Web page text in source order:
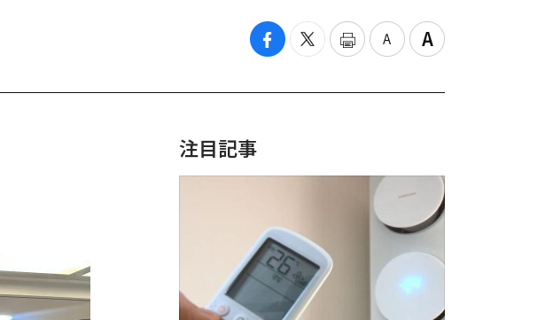
注目記事